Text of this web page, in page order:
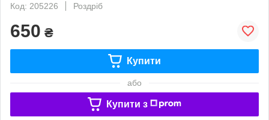
Код: 205226
Роздріб
650 ₴
Купити
або
Купити з